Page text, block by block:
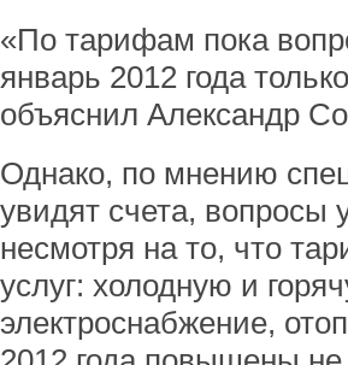
«По тарифам пока
январь 2012 года
объяснил Александр
Однако, по мнению
увидят счета, вопросы
несмотря на то, что
услуг: холодную и
электроснабжение,